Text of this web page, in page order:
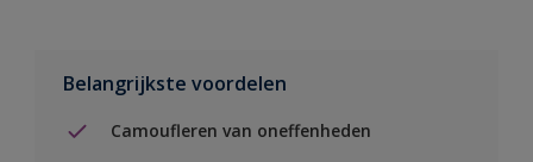
Belangrijkste voordelen
Camoufleren van oneffenheden